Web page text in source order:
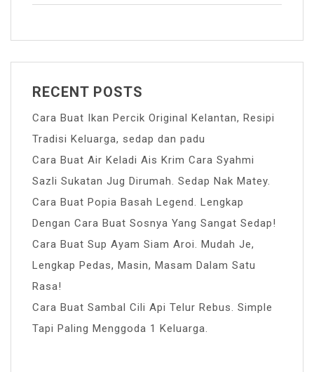
RECENT POSTS
Cara Buat Ikan Percik Original Kelantan, Resipi
Tradisi Keluarga, sedap dan padu
Cara Buat Air Keladi Ais Krim Cara Syahmi
Sazli Sukatan Jug Dirumah. Sedap Nak Matey.
Cara Buat Popia Basah Legend. Lengkap
Dengan Cara Buat Sosnya Yang Sangat Sedap!
Cara Buat Sup Ayam Siam Aroi. Mudah Je,
Lengkap Pedas, Masin, Masam Dalam Satu
Rasa!
Cara Buat Sambal Cili Api Telur Rebus. Simple
Tapi Paling Menggoda 1 Keluarga.